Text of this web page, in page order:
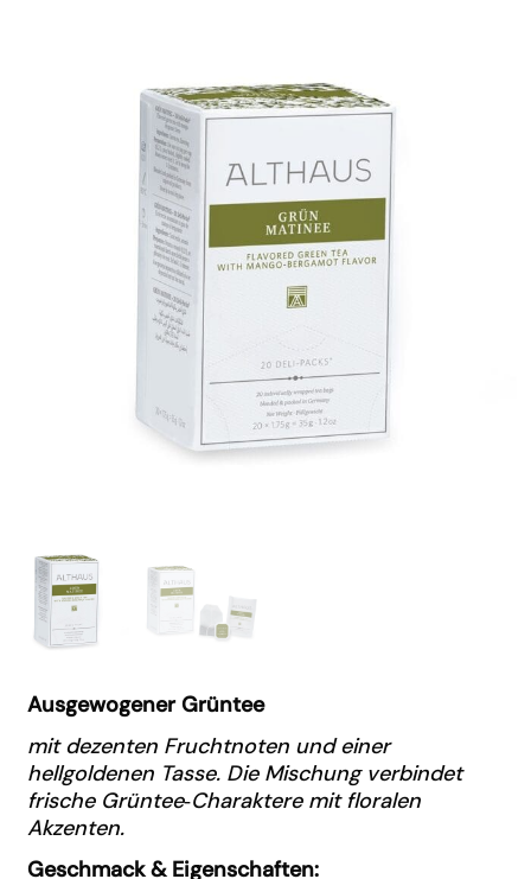
Ausgewogener Grüntee
mit dezenten Fruchtnoten und einer
hellgoldenen Tasse. Die Mischung verbindet
frische Grüntee‑Charaktere mit floralen
Akzenten.
Geschmack & Eigenschaften: